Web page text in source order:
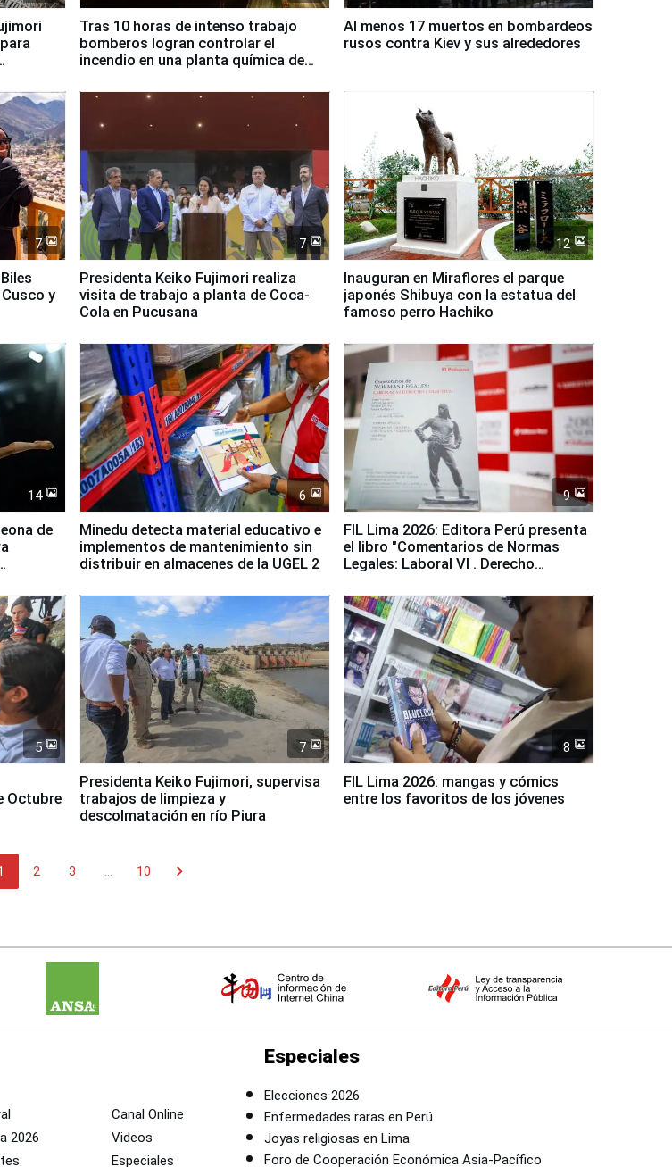
Tras 10 horas de intenso trabajo
bomberos logran controlar el
incendio en una planta química de
Al menos 17 muertos en bombardeos
rusos contra Kiev y sus alrededores
7
y
7
Presidenta Keiko Fujimori realiza
visita de trabajo a planta de Coca-
Cola en Pucusana
12
Inauguran en Miraflores el parque
japonés Shibuya con la estatua del
famoso perro Hachiko
14
de
6
Minedu detecta material educativo e
implementos de mantenimiento sin
distribuir en almacenes de la UGEL 2
9
FIL Lima 2026: Editora Perú presenta
el libro "Comentarios de Normas
Legales: Laboral Vl . Derecho
5
Octubre
7
Presidenta Keiko Fujimori, supervisa
trabajos de limpieza y
descolmatación en río Piura
8
FIL Lima 2026: mangas y cómics
entre los favoritos de los jóvenes
2 3 10 chevron_right
2026
Canal Online
Videos
Especiales
Especiales
Elecciones 2026
Enfermedades raras en Perú
Joyas religiosas en Lima
Foro de Cooperación Económica Asia-Pacífico